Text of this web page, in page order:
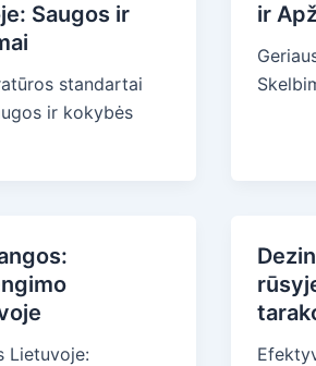
Saugos ir
standartai
ir kokybės
ir
Lietuvoje: